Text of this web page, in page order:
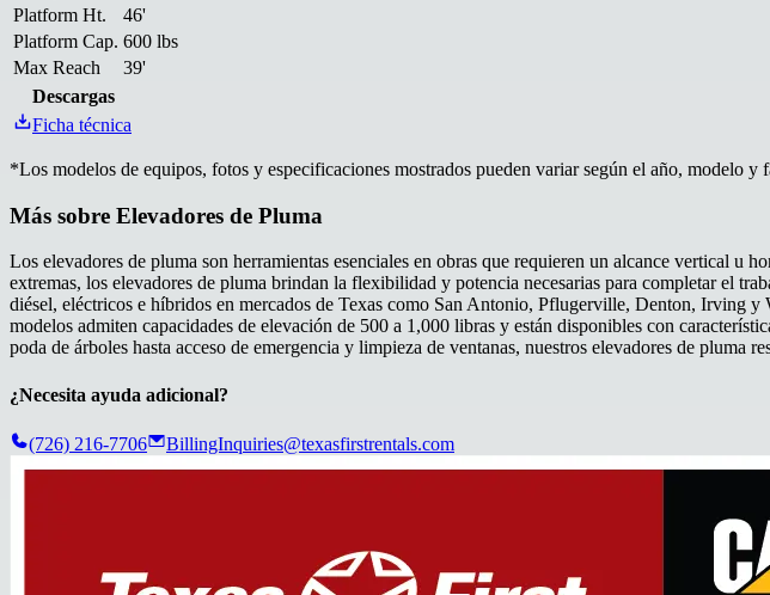
Platform Ht.
46'
Platform Cap. 600 lbs
Max Reach
39'
Descargas
Ficha técnica
*Los modelos de equipos, fotos y especificaciones mostrados pueden variar según el año, modelo
Más sobre Elevadores de Pluma
Los elevadores de pluma son herramientas esenciales en obras que requieren un alcance vertical u
extremas, los elevadores de pluma brindan la flexibilidad y potencia necesarias para completar el
diésel, eléctricos e híbridos en mercados de Texas como San Antonio, Pflugerville, Denton, Irving
modelos admiten capacidades de elevación de 500 a 1,000 libras y están disponibles con
poda de árboles hasta acceso de emergencia y limpieza de ventanas, nuestros elevadores de
¿Necesita ayuda adicional?
(726) 216-7706 BillingInquiries@texasfirstrentals.com